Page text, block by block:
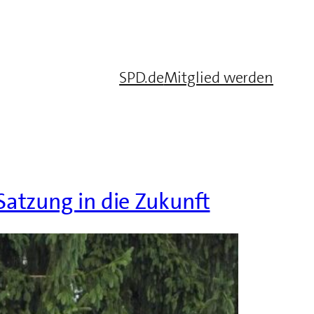
SPD.deMitglied werden
in die Zukunft